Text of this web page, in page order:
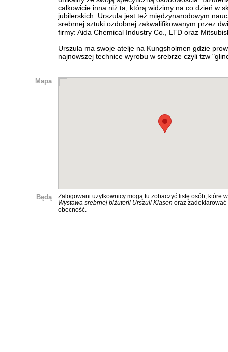
całkowicie inna niż ta, którą widzimy na co dzień w
jubilerskich. Urszula jest też międzynarodowym
srebrnej sztuki ozdobnej zakwalifikowanym przez
firmy: Aida Chemical Industry Co., LTD oraz
Urszula ma swoje atelje na Kungsholmen gdzie
najnowszej technice wyrobu w srebrze czyli tzw
Mapa
Będą
Zalogowani użytkownicy mogą tu zobaczyć listę osób, które
Wystawa srebrnej biżuterii Urszuli Klasen oraz zadeklarować
obecność.